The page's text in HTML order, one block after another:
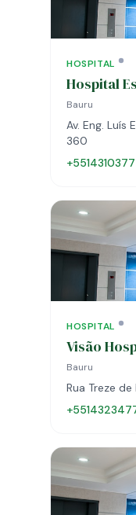
HOSPITAL
Hospital
Bauru
Av. Eng. Luís
360
HOSPITAL
Visão
Bauru
Rua Treze de